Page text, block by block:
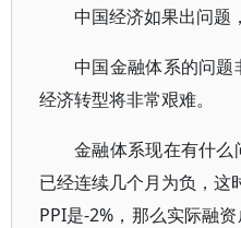
中国经济如果出问题
中国金融体系的问题
经济转型将非常艰难。
金融体系现在有什么
已经连续几个月为负，这
PPI是-2%，那么实际融